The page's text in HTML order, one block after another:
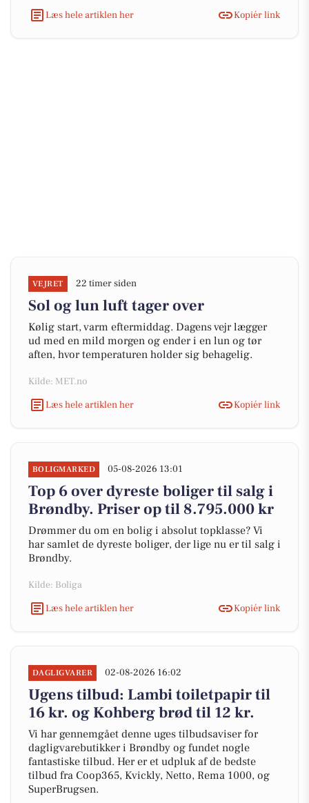
Læs hele artiklen her
Kopiér link
VEJRET 22 timer siden
Sol og lun luft tager over
Kølig start, varm eftermiddag. Dagens vejr lægger
ud med en mild morgen og ender i en lun og tør
aften, hvor temperaturen holder sig behagelig.
Kilde: MET.no
Læs hele artiklen her
Kopiér link
BOLIGMARKED 05-08-2026 13:01
Top 6 over dyreste boliger til salg i
Brøndby. Priser op til 8.795.000 kr
Drømmer du om en bolig i absolut topklasse? Vi
har samlet de dyreste boliger, der lige nu er til salg i
Brøndby.
Kilde: Boliga
Læs hele artiklen her
Kopiér link
DAGLIGVARER 02-08-2026 16:02
Ugens tilbud: Lambi toiletpapir til
16 kr. og Kohberg brød til 12 kr.
Vi har gennemgået denne uges tilbudsaviser for
dagligvarebutikker i Brøndby og fundet nogle
fantastiske tilbud. Her er et udpluk af de bedste
tilbud fra Coop365, Kvickly, Netto, Rema 1000, og
SuperBrugsen.